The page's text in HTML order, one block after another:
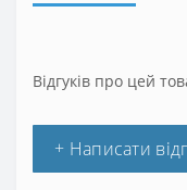
Відгуків про цей
+ Написати